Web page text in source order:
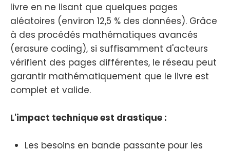
livre en ne lisant que quelques pages
aléatoires (environ 12,5 % des données). Grâce
à des procédés mathématiques avancés
(erasure coding), si suffisamment d'acteurs
vérifient des pages différentes, le réseau peut
garantir mathématiquement que le livre est
complet et valide.
L'impact technique est drastique :
Les besoins en bande passante pour les